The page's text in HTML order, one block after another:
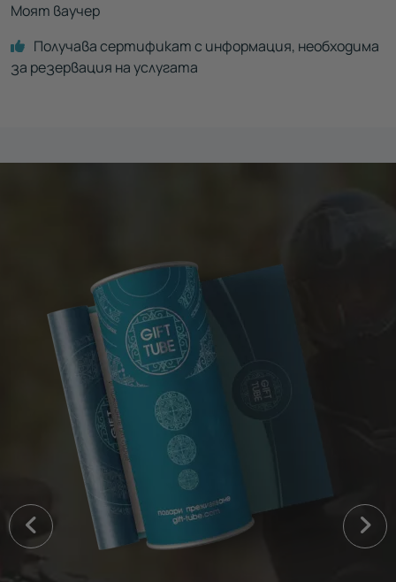
Моят ваучер
Получава сертификат с информация, необходима
за резервация на услугата